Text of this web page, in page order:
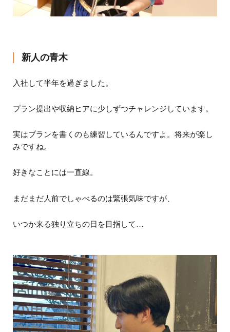
新人の青木
入社して半年を過ぎました。
プラン提出や収納ヒアに少しずつチャレンジしています。
実はプランを書くのも練習しているんですよ。将来が楽し
みですね。
好きなことには一直線。
まだまだ人前でしゃべるのは緊張気味ですが、
いつか来る独り立ちの日を目指して…